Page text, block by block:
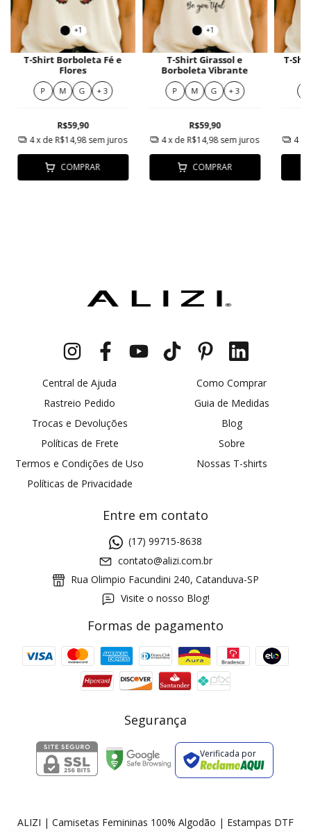
+1
T-Shirt Borboleta Fé e
Flores
P M G + 3
R$59,90
4x de R$14,98 sem juros
COMPRAR
+1
T-Shirt Girassol e
Borboleta Vibrante
P M G + 3
R$59,90
4x de R$14,98sem juros
COMPRAR
T-
4
Central de Ajuda
Rastreio Pedido
Trocas e Devoluções
Políticas de Frete
Termos e Condições de Uso
Políticas de Privacidade
Como Comprar
Guia de Medidas
Blog
Sobre
Nossas T-shirts
Entre em contato
(17) 99715-8638
contato@alizi.com.br
Rua Olimpio Facundini 240, Catanduva-SP
Visite o nosso Blog!
Formas de pagamento
Segurança
Verificada por
ALIZI | Camisetas Femininas 100% Algodão | Estampas DTF
Cupom 1a compra: GANHE5
2 pecas 7% OFF